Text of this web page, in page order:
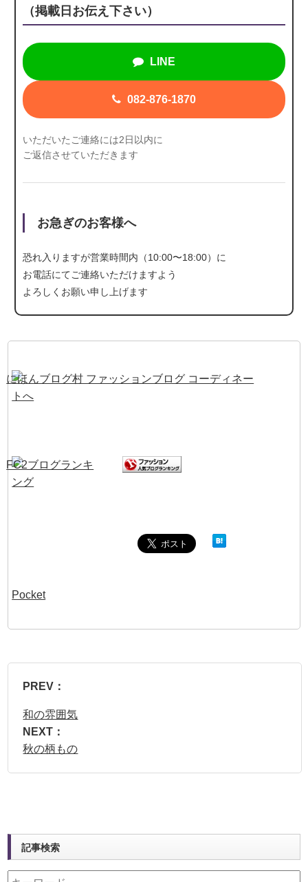
（掲載日お伝え下さい）
LINE
082-876-1870
いただいたご連絡には2日以内に
ご返信させていただきます
お急ぎのお客様へ
恐れ入りますが営業時間内（10:00〜18:00）に
お電話にてご連絡いただけますよう
よろしくお願い申し上げます
Pocket
PREV：
和の雰囲気
NEXT：
秋の柄もの
記事検索